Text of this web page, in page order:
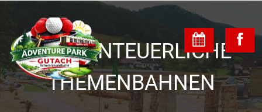
18 ABENTEUERLICHE
THEMENBAHNEN